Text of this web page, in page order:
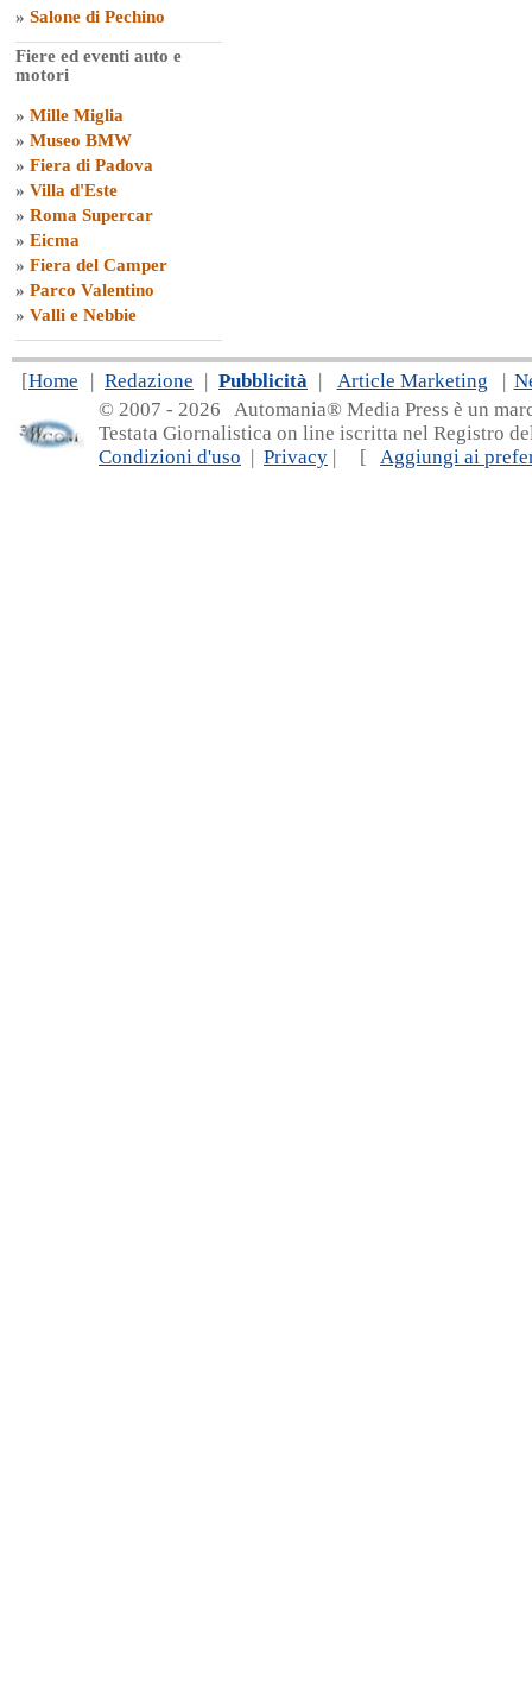
» Salone di Pechino
Fiere ed eventi auto e
motori
» Mille Miglia
» Museo BMW
» Fiera di Padova
» Villa d'Este
» Roma Supercar
» Eicma
» Fiera del Camper
» Parco Valentino
» Valli e Nebbie
[Home | Redazione | Pubblicità | Article Marketing |
© 2007 - 2026 Automania® Media Press è un
Testata Giornalistica on line iscritta nel Registro
Condizioni d'uso | Privacy | [ Aggiungi ai